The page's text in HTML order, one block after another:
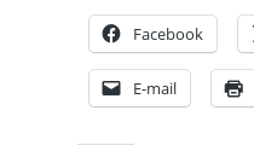
Facebook
E-mail